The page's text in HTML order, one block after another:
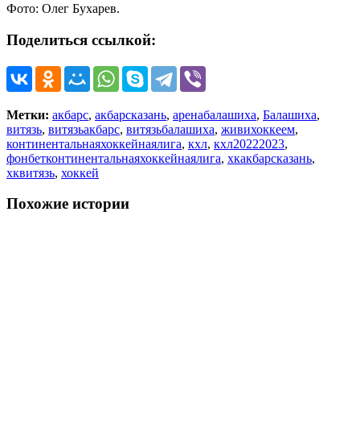
Фото: Олег Бухарев.
Поделиться ссылкой:
Метки: акбарс, акбарсказань, аренабалашиха, Балашиха,
витязь, витязьакбарс, витязьбалашиха, живихоккеем,
континентальнаяхоккейнаялига, кхл, кхл20222023,
фонбетконтинентальнаяхоккейнаялига, хкакбарсказань,
хквитязь, хоккей
Похожие истории